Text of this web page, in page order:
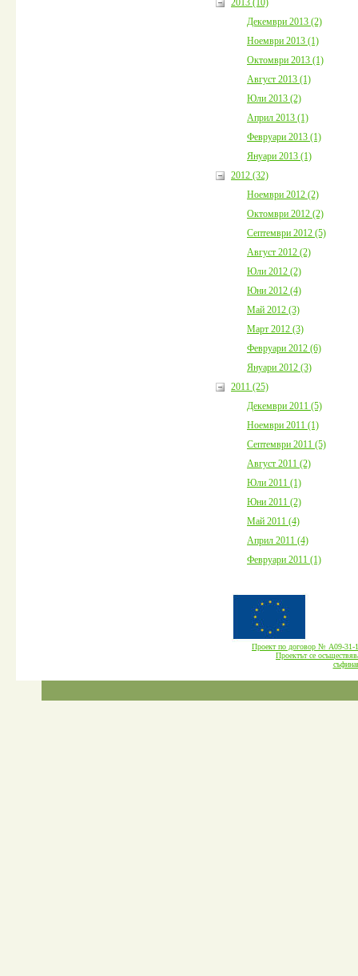
Декември 2013 (2)
Ноември 2013 (1)
Октомври 2013 (1)
Август 2013 (1)
Юли 2013 (2)
Април 2013 (1)
Февруари 2013 (1)
Януари 2013 (1)
2012 (32)
Ноември 2012 (2)
Октомври 2012 (2)
Септември 2012 (5)
Август 2012 (2)
Юли 2012 (2)
Юни 2012 (4)
Май 2012 (3)
Март 2012 (3)
Февруари 2012 (6)
Януари 2012 (3)
2011 (25)
Декември 2011 (5)
Ноември 2011 (1)
Септември 2011 (5)
Август 2011 (2)
Юли 2011 (1)
Юни 2011 (2)
Май 2011 (4)
Април 2011 (4)
Февруари 2011 (1)
Проект по договор № А09-
Проектът се